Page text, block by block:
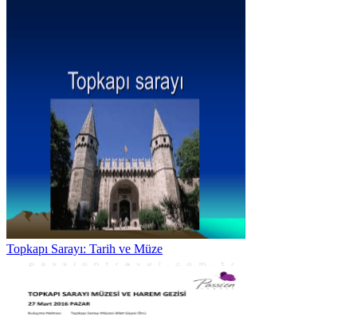
Topkapı Sarayı: Tarih ve Müze